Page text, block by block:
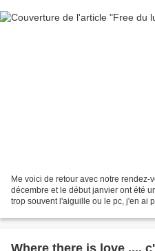
Me voici de retour avec notre rendez-
décembre et le début janvier ont été
trop souvent l'aiguille ou le pc, j'en ai